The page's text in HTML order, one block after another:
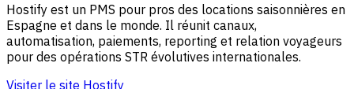
Hostify est un PMS pour pros des locations saisonnières en
Espagne et dans le monde. Il réunit canaux,
automatisation, paiements, reporting et relation voyageurs
pour des opérations STR évolutives internationales.
Visiter le site Hostify